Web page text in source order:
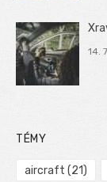
14.
TÉMY
aircraft (21)